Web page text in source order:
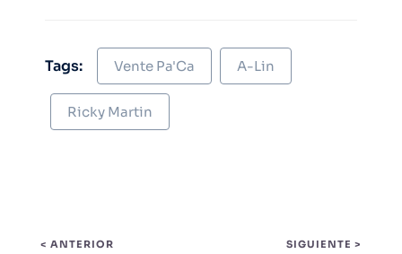
Tags: Vente Pa'Ca A-Lin
Ricky Martin
< ANTERIOR SIGUIENTE >